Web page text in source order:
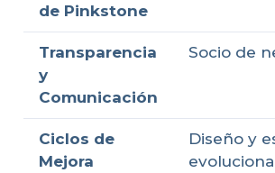
de Pinkstone
Transparencia
y
Comunicación
Socio de
Ciclos de
Mejora
Diseño y